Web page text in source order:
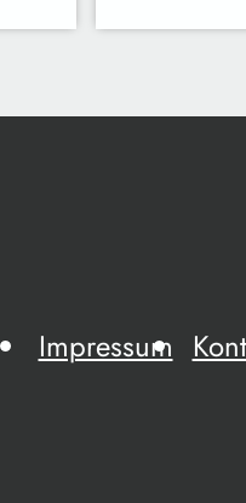
Impressum